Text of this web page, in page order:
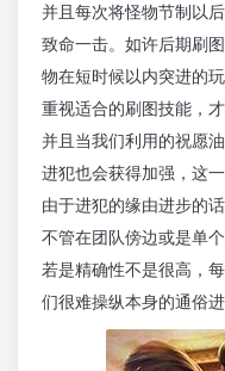
并且每次将怪物节制以
致命一击。如许后期刷
物在短时候以内突进的
重视适合的刷图技能，
并且当我们利用的祝愿
进犯也会获得加强，这
由于进犯的缘由进步的
不管在团队傍边或是单
若是精确性不是很高，
们很难操纵本身的通俗